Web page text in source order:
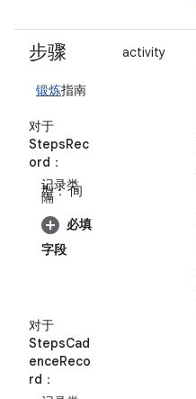
步骤
锻炼指南
对于
StepsRec
ord ：
记录类
型：间
隔
必填
字段
对于
StepsCad
enceReco
rd ：
activity